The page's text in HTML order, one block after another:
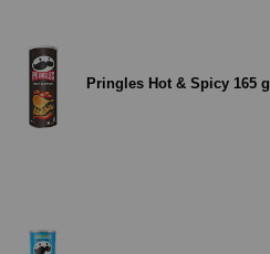
Pringles Hot & Spicy 165 g